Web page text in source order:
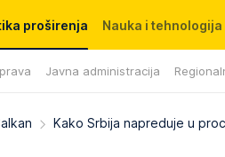
proširenja
Javna administracija
Nauka i tehnologija
Kako Srbija napreduje u